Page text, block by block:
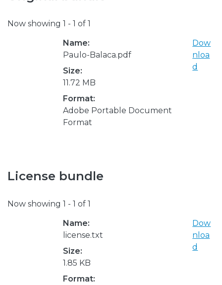
Now showing 1 - 1 of 1
Name:
Paulo-Balaca.pdf
Size:
11.72 MB
Format:
Adobe Portable Document
Format
Dow
nloa
d
License bundle
Now showing 1 - 1 of 1
Name:
license.txt
Size:
1.85 KB
Format:
Dow
nloa
d